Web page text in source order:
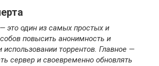
это один из самых простых и
повысить анонимность и
использовании торрентов. Главное —
сервер и своевременно обновлять